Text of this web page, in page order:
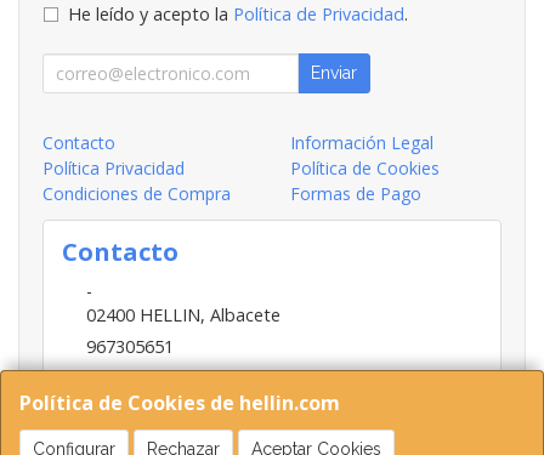
Política de Cookies de hellin.com
Configurar Rechazar Aceptar Cookies
He leído y acepto la Política de Privacidad.
Enviar
Contacto
Información Legal
Política Privacidad
Política de Cookies
Condiciones de Compra
Formas de Pago
Contacto
-
02400 HELLIN, Albacete
967305651
INFO@HELLIN.COM